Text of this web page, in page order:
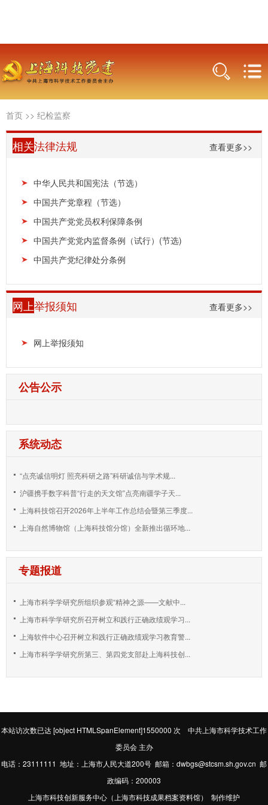
首页 >> 纪检监察
相关法律法规 查看更多>>
中华人民共和国宪法（节选）
中国共产党章程（节选）
中国共产党党员权利保障条例
中国共产党党内监督条例（试行）(节选)
中国共产党纪律处分条例
网上举报须知 查看更多>>
网上举报须知
公告公示
系统动态
“点亮诚信明灯 照亮科研之路”科研诚信与学术规...
沪疆携手数字科普“行走的天文馆”点亮南疆学子天...
上海科技馆召开2026年上半年工作总结会暨第三季度...
上海自然博物馆（上海科技馆分馆）全新推出循环地...
专题报道
上海市科学学研究所组织参观“精神之源——文献中...
上海市科学学研究所召开树立和践行正确政绩观学习...
上海软件中心召开树立和践行正确政绩观学习教育警...
上海市科学学研究所第三、第四党支部赴上海科技创...
本站访次数已达[object HTMLSpanElement]1550000 次 中共上海市科学技术工作
委员会 主办
电话：23111111 地址：上海市人民大道200号 邮箱：dwbgs@stcsm.sh.gov.cn 邮
政编码：200003
上海市科技创新服务中心（上海市科技成果档案资料馆） 制作维护